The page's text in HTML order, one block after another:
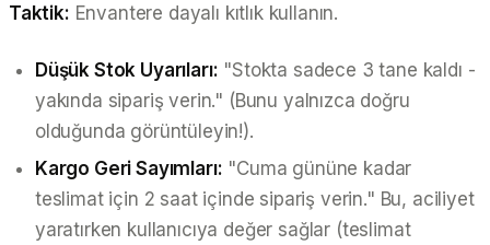
Taktik: Envantere dayalı kıtlık kullanın.
Düşük Stok Uyarıları: "Stokta sadece 3 tane kaldı -
yakında sipariş verin." (Bunu yalnızca doğru
olduğunda görüntüleyin!).
Kargo Geri Sayımları: "Cuma gününe kadar
teslimat için 2 saat içinde sipariş verin." Bu, aciliyet
yaratırken kullanıcıya değer sağlar (teslimat